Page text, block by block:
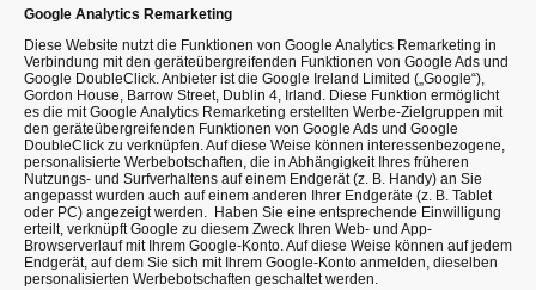
Google Analytics Remarketing
Diese Website nutzt die Funktionen von Google Analytics Remarketing in
Verbindung mit den geräteübergreifenden Funktionen von Google Ads und
Google DoubleClick. Anbieter ist die Google Ireland Limited („Google“),
Gordon House, Barrow Street, Dublin 4, Irland. Diese Funktion ermöglicht
es die mit Google Analytics Remarketing erstellten Werbe-Zielgruppen mit
den geräteübergreifenden Funktionen von Google Ads und Google
DoubleClick zu verknüpfen. Auf diese Weise können interessenbezogene,
personalisierte Werbebotschaften, die in Abhängigkeit Ihres früheren
Nutzungs- und Surfverhaltens auf einem Endgerät (z. B. Handy) an Sie
angepasst wurden auch auf einem anderen Ihrer Endgeräte (z. B. Tablet
oder PC) angezeigt werden. Haben Sie eine entsprechende Einwilligung
erteilt, verknüpft Google zu diesem Zweck Ihren Web- und App-
Browserverlauf mit Ihrem Google-Konto. Auf diese Weise können auf jedem
Endgerät, auf dem Sie sich mit Ihrem Google-Konto anmelden, dieselben
personalisierten Werbebotschaften geschaltet werden.